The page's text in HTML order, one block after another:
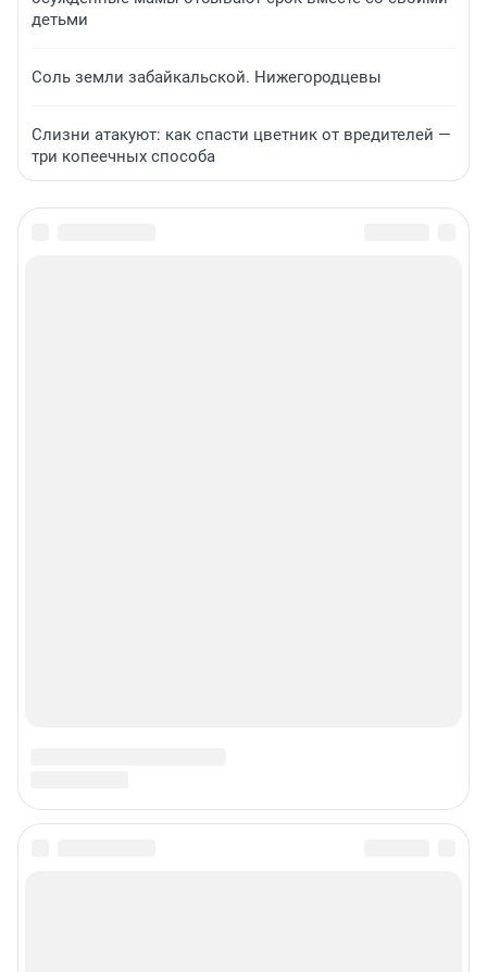
детьми
Соль земли забайкальской. Нижегородцевы
Слизни атакуют: как спасти цветник от вредителей —
три копеечных способа